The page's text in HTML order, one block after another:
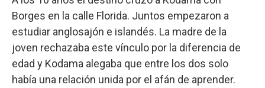
Borges en la calle Florida. Juntos empezaron a
estudiar anglosajón e islandés. La madre de la
joven rechazaba este vínculo por la diferencia de
edad y Kodama alegaba que entre los dos solo
había una relación unida por el afán de aprender.